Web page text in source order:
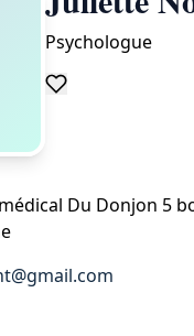
Psychologue
Du Donjon 5